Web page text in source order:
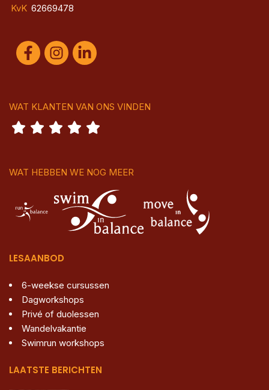
KvK 62669478
WAT KLANTEN VAN ONS VINDEN
WAT HEBBEN WE NOG MEER
LESAANBOD
6-weekse cursussen
Dagworkshops
Privé of duolessen
Wandelvakantie
Swimrun workshops
LAATSTE BERICHTEN